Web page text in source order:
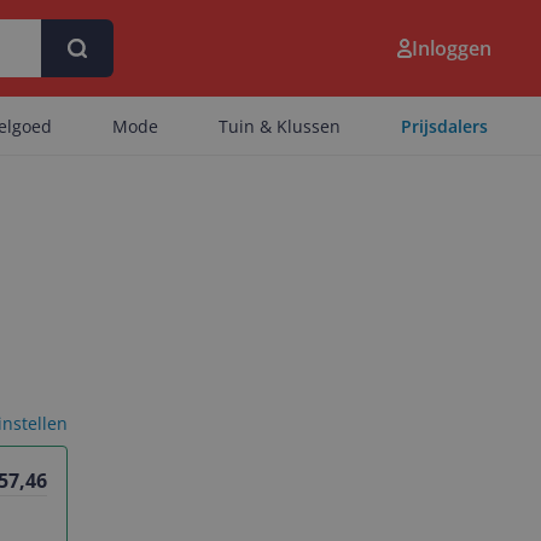
Inloggen
Mode Tuin & Klussen Prijsdalers